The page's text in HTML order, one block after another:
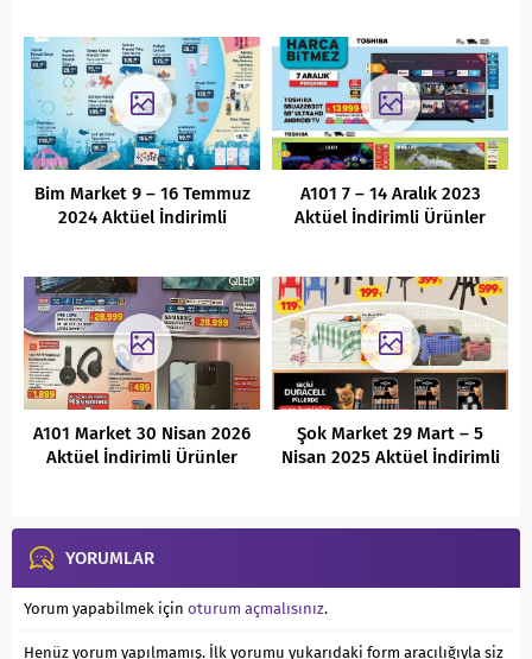
Bim Market 9 – 16 Temmuz
2024 Aktüel İndirimli
A101 7 – 14 Aralık 2023
Aktüel İndirimli Ürünler
A101 Market 30 Nisan 2026
Aktüel İndirimli Ürünler
Şok Market 29 Mart – 5
Nisan 2025 Aktüel İndirimli
YORUMLAR
Yorum yapabilmek için oturum açmalısınız.
Henüz yorum yapılmamış. İlk yorumu yukarıdaki form aracılığıyla siz